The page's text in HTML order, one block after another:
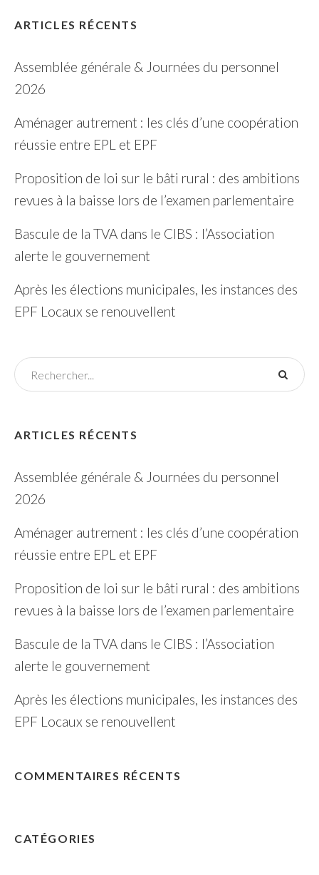
ARTICLES RÉCENTS
Assemblée générale & Journées du personnel
2026
Aménager autrement : les clés d’une coopération
réussie entre EPL et EPF
Proposition de loi sur le bâti rural : des ambitions
revues à la baisse lors de l’examen parlementaire
Bascule de la TVA dans le CIBS : l’Association
alerte le gouvernement
Après les élections municipales, les instances des
EPF Locaux se renouvellent
ARTICLES RÉCENTS
Assemblée générale & Journées du personnel
2026
Aménager autrement : les clés d’une coopération
réussie entre EPL et EPF
Proposition de loi sur le bâti rural : des ambitions
revues à la baisse lors de l’examen parlementaire
Bascule de la TVA dans le CIBS : l’Association
alerte le gouvernement
Après les élections municipales, les instances des
EPF Locaux se renouvellent
COMMENTAIRES RÉCENTS
CATÉGORIES